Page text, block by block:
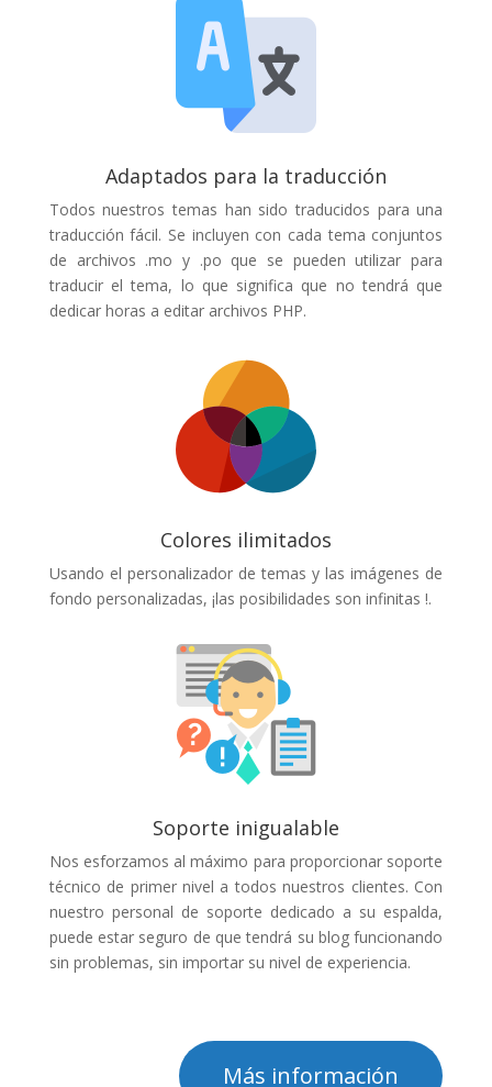
Adaptados para la traducción
Todos nuestros temas han sido traducidos para una
traducción fácil. Se incluyen con cada tema conjuntos
de archivos .mo y .po que se pueden utilizar para
traducir el tema, lo que significa que no tendrá que
dedicar horas a editar archivos PHP.
Colores ilimitados
Usando el personalizador de temas y las imágenes de
fondo personalizadas, ¡las posibilidades son infinitas !.
Soporte inigualable
Nos esforzamos al máximo para proporcionar soporte
técnico de primer nivel a todos nuestros clientes. Con
nuestro personal de soporte dedicado a su espalda,
puede estar seguro de que tendrá su blog funcionando
sin problemas, sin importar su nivel de experiencia.
Más información